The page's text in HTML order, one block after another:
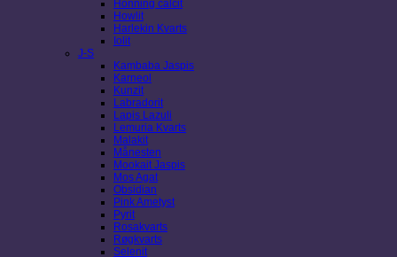
Honning calcit
Howlit
Harlekin Kvarts
Iolit
J-S
Kambaba Jaspis
Karneol
Kunzit
Labradorit
Lapis Lazuli
Lemuria Kvarts
Malakit
Månesten
Mookait Jaspis
Mos Agat
Obsidian
Pink Ametyst
Pyrit
Rosakvarts
Røgkvarts
Selenit